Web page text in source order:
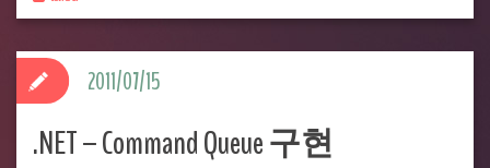
.NET – Command Queue 구현
2011/07/15